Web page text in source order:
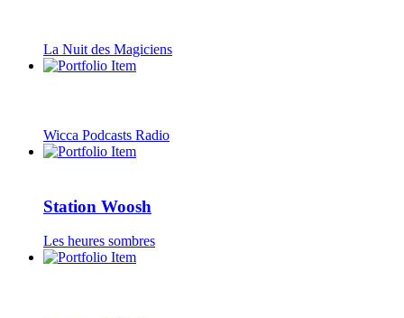
La Nuit des Magiciens
Wicca Podcasts Radio
Station Woosh
Les heures sombres